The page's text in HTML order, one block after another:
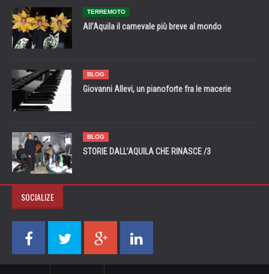
TERREMOTO
All’Aquila il carnevale più breve al mondo
BLOG
Giovanni Allevi, un pianoforte fra le macerie
BLOG
STORIE DALL’AQUILA CHE RINASCE /3
SOCIALIZE